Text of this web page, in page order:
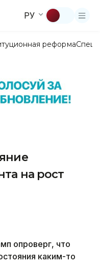
РУ
реформа
на рост
опроверг, что
каким-то